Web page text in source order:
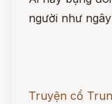
người như
Truyện cổ